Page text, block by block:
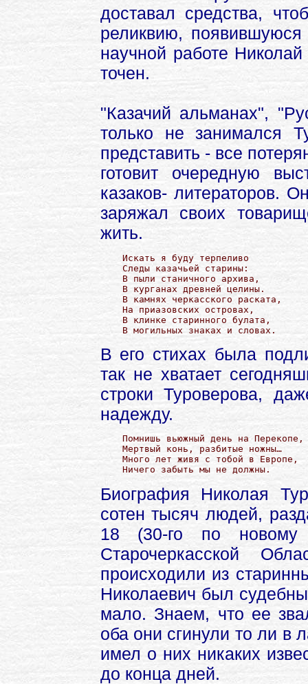
доставал средства,
реликвию,
научной работе
точен.
"Казачий альманах",
только не занимался
представить - все
готовит очередную
казаков- литераторов.
заряжал своих
жить.
Искать я буду терпеливо
Следы казачьей старины:
В пыли станичного архива,
В курганах древней целины.
В камнях черкасского раската,
На приазовских островах,
В клинке старинного булата,
В могильных знаках и словах.
В его стихах была
так не хватает
строки Туроверова,
надежду.
Помнишь вьюжный день на Перекопе,
Мертвый конь, разбитые ножны…
Много лет живя с тобой в Европе,
Ничего забыть мы не должны.
Биография Николая
сотен тысяч людей,
18 (30-го по
Старочеркасской
происходили из
Николаевич был
мало. Знаем, что ее
оба они сгинули то ли в
имел о них никаких
до конца дней.